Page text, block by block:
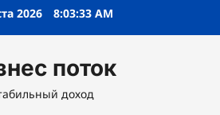
2026 8:03:34 AM
поток
доход